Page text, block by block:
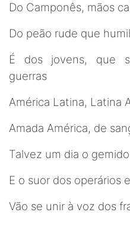
Do Camponês, mãos
Do peão rude que
É dos jovens, que
guerras
América Latina, Latina
Amada América, de
Talvez um dia o
E o suor dos operários
Vão se unir à voz dos